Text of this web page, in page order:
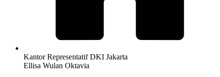
Kantor Representatif DKI Jakarta
Ellisa Wulan Oktavia